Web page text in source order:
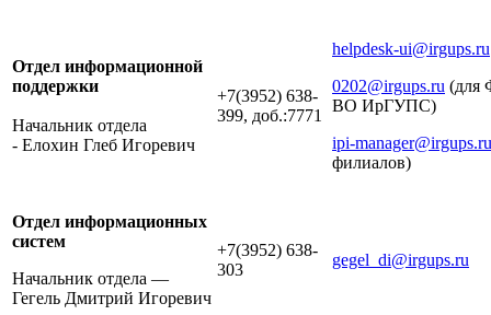
Отдел информационной
поддержки
Начальник отдела
- Елохин Глеб Игоревич
+7(3952) 638-
399, доб.:7771
helpdesk-ui@irgups.ru
0202@irgups.ru (для
ВО ИрГУПС)
ipi-manager@irgups.ru
филиалов)
Отдел информационных
систем
Начальник отдела —
Гегель Дмитрий Игоревич
+7(3952) 638-
303
gegel_di@irgups.ru